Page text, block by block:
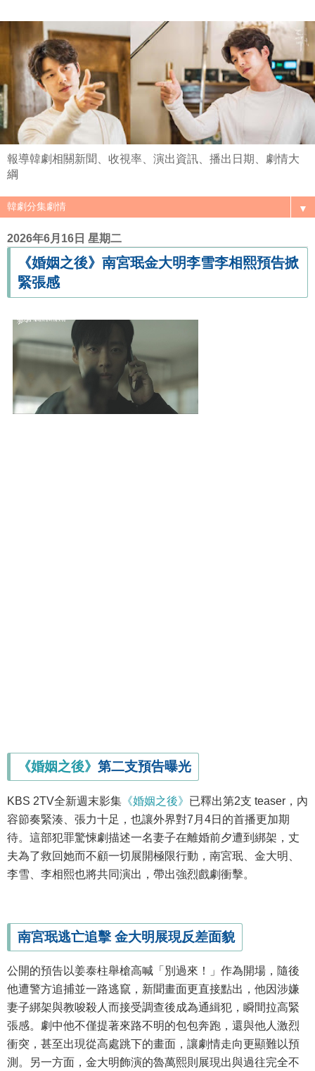
報導韓劇相關新聞、收視率、演出資訊、播出日期、劇情大
綱
▼
2026年6月16日 星期二
《婚姻之後》南宮珉金大明李雪李相熙預告掀
緊張感
《婚姻之後》 第二支預告曝光
KBS 2TV全新週末影集 《婚姻之後》 已釋出第2支 teaser，內
容節奏緊湊、張力十足，也讓外界對7月4日的首播更加期
待。這部犯罪驚悚劇描述一名妻子在離婚前夕遭到綁架，丈
夫為了救回她而不顧一切展開極限行動，南宮珉、金大明、
李雪、李相熙也將共同演出，帶出強烈戲劇衝擊。
南宮珉逃亡追擊 金大明展現反差面貌
公開的預告以姜泰柱舉槍高喊「別過來！」作為開場，隨後
他遭警方追捕並一路逃竄，新聞畫面更直接點出，他因涉嫌
妻子綁架與教唆殺人而接受調查後成為通緝犯，瞬間拉高緊
張感。劇中他不僅提著來路不明的包包奔跑，還與他人激烈
衝突，甚至出現從高處跳下的畫面，讓劇情走向更顯難以預
測。另一方面，金大明飾演的魯萬熙則展現出與過往完全不